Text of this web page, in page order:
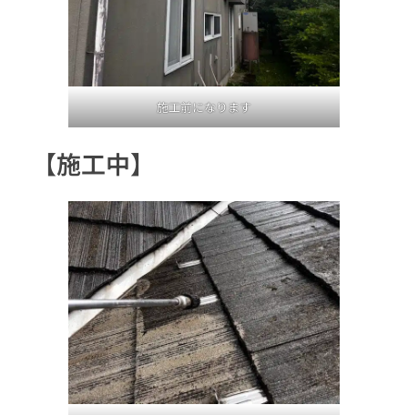
施工前になります
【施工中】